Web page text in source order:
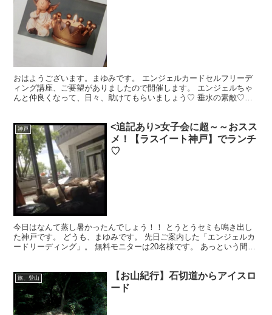
おはようございます。まゆみです。 エンジェルカードセルフリーデ
ィング講座、ご要望がありましたので開催します。 エンジェルちゃ
んと仲良くなって、日々、助けてもらいましょう♡ 垂水の素敵♡な
神戸
<追記あり>女子会に超～～おスス
メ！【ラスイート神戸】でランチ
♡
今日はなんて蒸し暑かったんでしょう！！ とうとうセミも鳴き出し
た神戸です。 どうも、まゆみです。 先日ご案内した「エンジェルカ
ードリーディング」。 無料モニターは20名様です。 あっという間に
旅、登山
【お山紀行】石切道からアイスロ
ード